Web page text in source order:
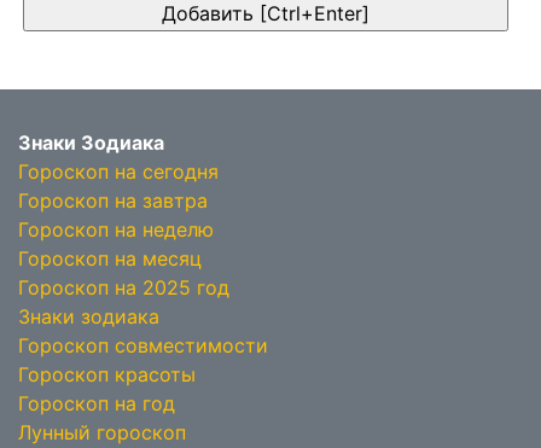
Знаки Зодиака
Гороскоп на сегодня
Гороскоп на завтра
Гороскоп на неделю
Гороскоп на месяц
Гороскоп на 2025 год
Знаки зодиака
Гороскоп совместимости
Гороскоп красоты
Гороскоп на год
Лунный гороскоп